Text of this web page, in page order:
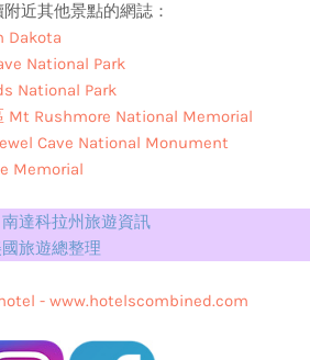
近其他景點的網誌：
Dakota
National Park
National Park
Mt Rushmore National Memorial
Cave National Monument
Memorial
南達科拉州旅遊資訊
國旅遊總整理